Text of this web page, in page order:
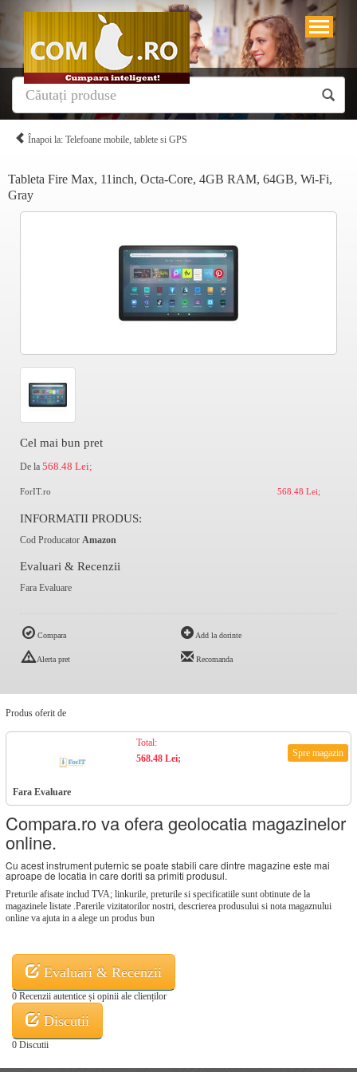
Înapoi la: Telefoane mobile, tablete si GPS
Tableta Fire Max, 11inch, Octa-Core, 4GB RAM, 64GB, Wi-Fi,
Gray
Cel mai bun pret
De la 568.48 Lei;
ForIT.ro 568.48 Lei;
INFORMATII PRODUS:
Cod Producator Amazon
Evaluari & Recenzii
Fara Evaluare
Compara Add la dorinte
Alerta pret Recomanda
Produs oferit de
Fara Evaluare
Spre magazin
Total:
568.48 Lei;
Compara.ro va ofera geolocatia magazinelor
online.
Cu acest instrument puternic se poate stabili care dintre magazine este mai
aproape de locatia in care doriti sa primiti produsul.
Preturile afisate includ TVA; linkurile, preturile si specificatiile sunt obtinute de la
magazinele listate .Parerile vizitatorilor nostri, descrierea produsului si nota magaznului
online va ajuta in a alege un produs bun
Evaluari & Recenzii
0 Recenzii autentice și opinii ale clienților
Discutii
0 Discutii